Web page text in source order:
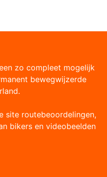
zo compleet mogelijk
bewegwijzerde
site routebeoordelingen,
bikers en videobeelden